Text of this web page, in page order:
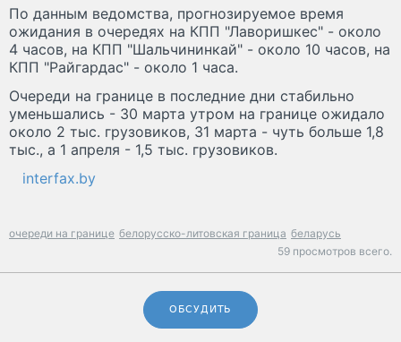
По данным ведомства, прогнозируемое время
ожидания в очередях на КПП "Лаворишкес" - около
4 часов, на КПП "Шальчининкай" - около 10 часов, на
КПП "Райгардас" - около 1 часа.
Очереди на границе в последние дни стабильно
уменьшались - 30 марта утром на границе ожидало
около 2 тыс. грузовиков, 31 марта - чуть больше 1,8
тыс., а 1 апреля - 1,5 тыс. грузовиков.
interfax.by
очереди на границе белорусско-литовская граница беларусь
59 просмотров всего.
ОБСУДИТЬ